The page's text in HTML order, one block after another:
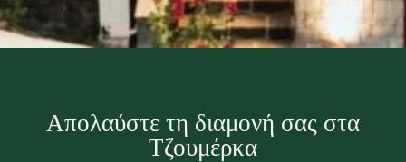
Απολαύστε τη διαμονή σας στα
Τζουμέρκα